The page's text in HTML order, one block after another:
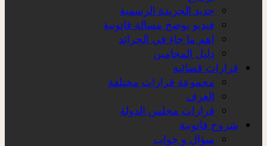
جديد الجريدة الرسمية
فيديو يوضح مسالة قانونية
اهم ما جاء في الجرائد
دليل المحامين
قرارات قضائية
مجموعة قرارات مختلفة
الغرف
قرارات مجلس الدولة
شروح قانونية
سؤال و جواب